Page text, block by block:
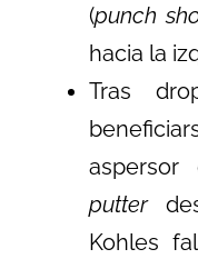
(punch
hacia la
Tras
putter
Kohles